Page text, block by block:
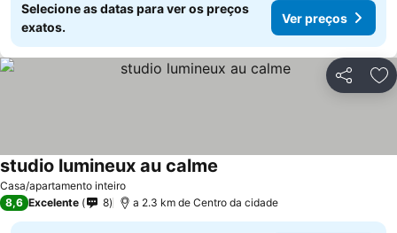
Selecione as datas para ver os preços
exatos.
Ver preços
Partilhar
Casa/apartamento inteiro
studio lumineux au calme
8,6 Excelente 8 a 2.3 km de Centro da cidade